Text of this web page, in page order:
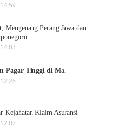
Mengenang Perang Jawa dan
Pagar Tinggi di Mal
Kejahatan Klaim Asuransi